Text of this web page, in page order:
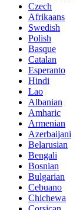
Czech
Afrikaans
Swedish
Polish
Basque
Catalan
Esperanto
Hindi
Lao
Albanian
Amharic
Armenian
Azerbaijani
Belarusian
Bengali
Bosnian
Bulgarian
Cebuano
Chichewa